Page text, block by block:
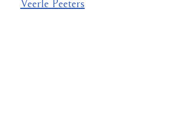
Veerle Peeters